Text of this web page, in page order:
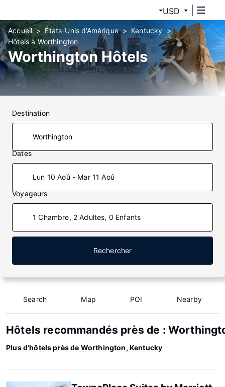
USD
Accueil États-Unis d’Amérique
Kentucky
Hôtels à Worthington
Worthington Hôtels
Destination
Dates
Lun 10 Aoû - Mar 11 Aoû
Voyageurs
1 Chambre, 2 Adultes, 0 Enfants
Rechercher
Search Map POI Nearby
Hôtels recommandés près de :
Plus d'hôtels près de Worthington, Kentucky